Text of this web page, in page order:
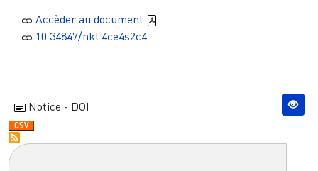
Accèder au document
10.34847/nkl.4ce4s2c4
Notice - DOI